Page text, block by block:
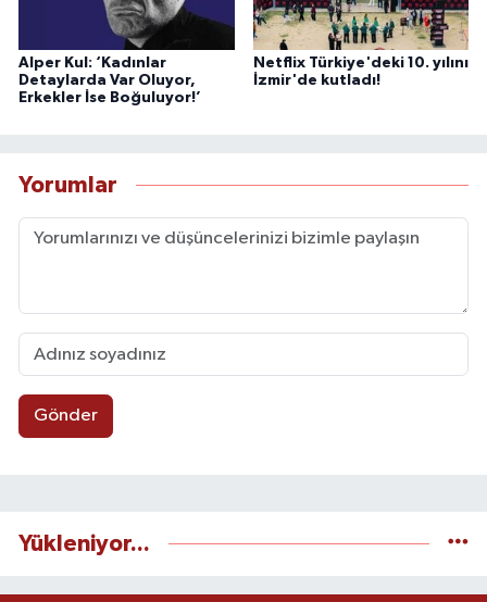
Alper Kul: ‘Kadınlar
Detaylarda Var Oluyor,
Erkekler İse Boğuluyor!’
Netflix Türkiye'deki 10. yılını
İzmir'de kutladı!
Yorumlar
Gönder
Yükleniyor...